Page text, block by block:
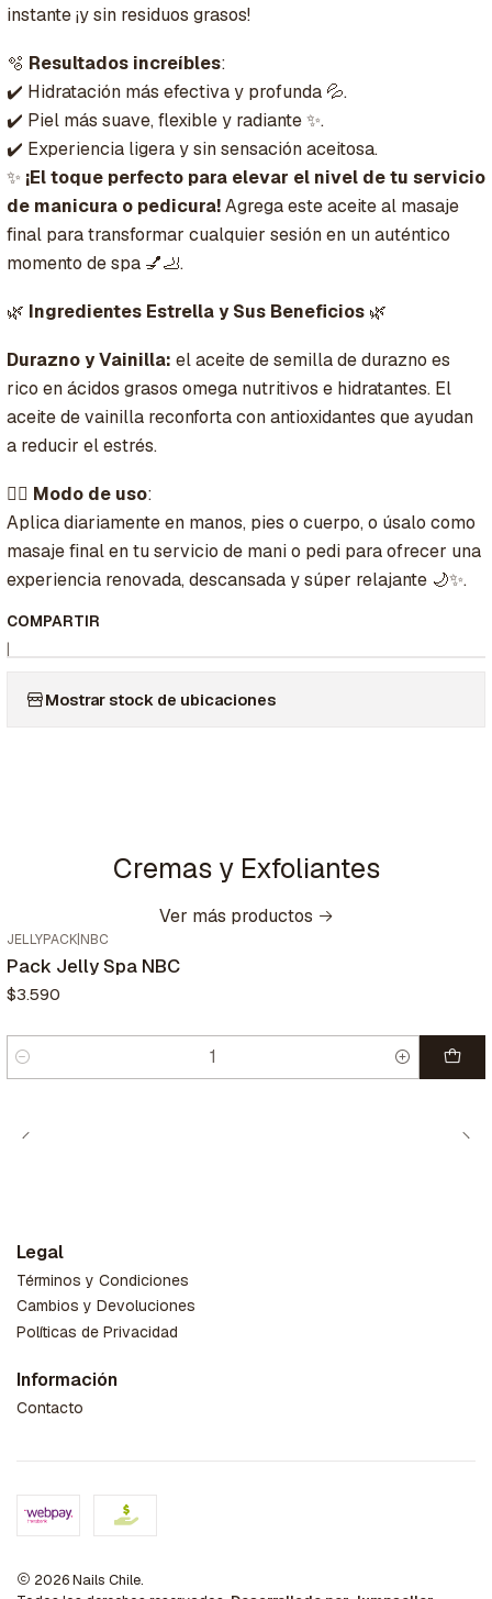
instante ¡y sin residuos grasos!
🫧 Resultados increíbles:
✔️ Hidratación más efectiva y profunda 💦.
✔️ Piel más suave, flexible y radiante ✨.
✔️ Experiencia ligera y sin sensación aceitosa.
✨ ¡El toque perfecto para elevar el nivel de tu servicio
de manicura o pedicura!Agrega este aceite al masaje
final para transformar cualquier sesión en un auténtico
momento de spa 💅🦶.
🌿 Ingredientes Estrella y Sus Beneficios 🌿
Durazno y Vainilla: el aceite de semilla de durazno es
rico en ácidos grasos omega nutritivos e hidratantes. El
aceite de vainilla reconforta con antioxidantes que ayudan
a reducir el estrés.
💆‍♀️ Modo de uso:
Aplica diariamente en manos, pies o cuerpo, o úsalo como
masaje final en tu servicio de mani o pedi para ofrecer una
experiencia renovada, descansada y súper relajante 🌙✨.
COMPARTIR
|
Mostrar stock de ubicaciones
Cremas y Exfoliantes
Ver más productos
JELLYPACK NBC
Pack Jelly Spa NBC
$3.590
Cantidad
Legal
Términos y Condiciones
Cambios y Devoluciones
Políticas de Privacidad
Información
Contacto
2026 Nails Chile.